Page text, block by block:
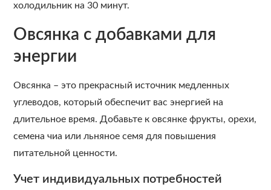
холодильник на 30 минут.
Овсянка с добавками для
энергии
Овсянка – это прекрасный источник медленных
углеводов, который обеспечит вас энергией на
длительное время. Добавьте к овсянке фрукты, орехи,
семена чиа или льняное семя для повышения
питательной ценности.
Учет индивидуальных потребностей